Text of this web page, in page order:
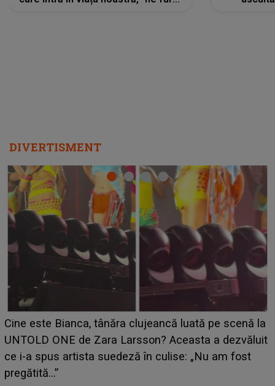
DIVERTISMENT
la
fost
HOROSCOP 11 august 2026. Marte intră în
aduce tensiuni uriașe pentru o zodie!
izbucnesc din senin în jurul ei, iar o situație
scapă de sub control